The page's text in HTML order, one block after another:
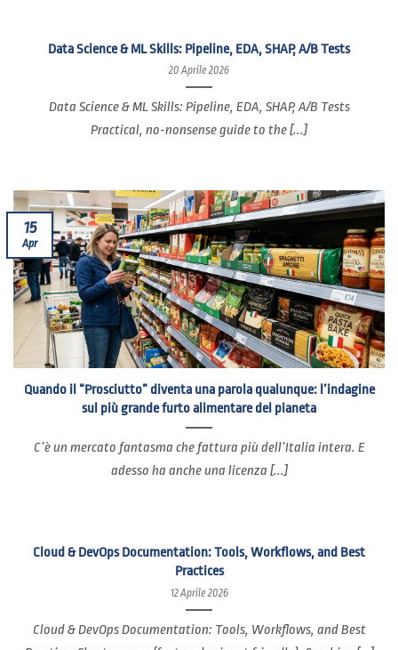
Data Science & ML Skills: Pipeline, EDA, SHAP, A/B Tests
20 Aprile 2026
Data Science & ML Skills: Pipeline, EDA, SHAP, A/B Tests
Practical, no-nonsense guide to the [...]
Quando il “Prosciutto” diventa una parola qualunque: l’indagine
sul più grande furto alimentare del pianeta
C’è un mercato fantasma che fattura più dell’Italia intera. E
adesso ha anche una licenza [...]
15
Apr
Cloud & DevOps Documentation: Tools, Workflows, and Best
Practices
12 Aprile 2026
Cloud & DevOps Documentation: Tools, Workflows, and Best